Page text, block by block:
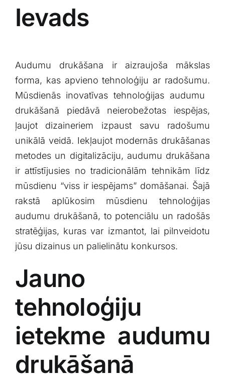
Ievads
Audumu drukāšana​ ir aizraujoša mākslas
forma, kas apvieno⁣ tehnoloģiju ar radošumu.
Mūsdienās inovatīvas tehnoloģijas audumu ​
drukāšanā piedāvā neierobežotas iespējas,
ļaujot dizaineriem ⁣izpaust savu radošumu
unikālā veidā.‌ Iekļaujot modernās drukāšanas
metodes un digitalizāciju, audumu drukāšana
ir attīstījusies no tradicionālām tehnikām līdz
mūsdienu “viss ir iespējams” domāšanai. Šajā
rakstā aplūkosim​ mūsdienu ‌tehnoloģijas
‌audumu⁣ drukāšanā, to potenciālu un ‌radošās
stratēģijas, kuras var izmantot, lai pilnveidotu
jūsu dizainus ⁢un palielinātu konkursos.
Jauno
tehnoloģiju
ietekme audumu
drukāšanā